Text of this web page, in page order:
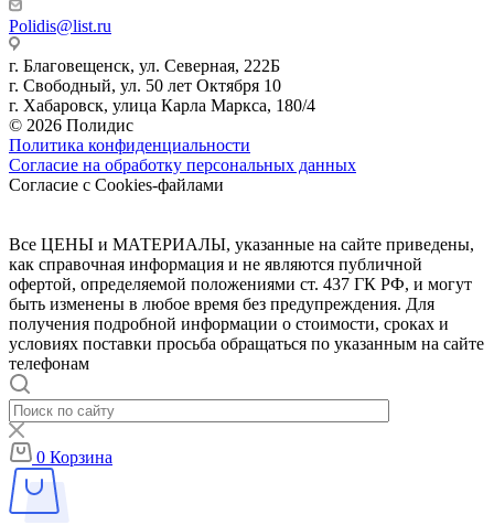
Polidis@list.ru
г. Благовещенск, ул. Северная, 222Б
г. Свободный, ул. 50 лет Октября 10
г. Хабаровск, улица Карла Маркса, 180/4
© 2026 Полидис
Политика конфиденциальности
Согласие на обработку персональных данных
Согласие с Cookies-файлами
Все ЦЕНЫ и МАТЕРИАЛЫ, указанные на сайте приведены,
как справочная информация и не являются публичной
офертой, определяемой положениями ст. 437 ГК РФ, и могут
быть изменены в любое время без предупреждения. Для
получения подробной информации о стоимости, сроках и
условиях поставки просьба обращаться по указанным на сайте
телефонам
0 Корзина